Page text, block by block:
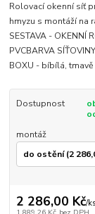
Rolovací okenní síť
hmyzu s montáží na
SESTAVA - OKENNÍ
PVCBARVA
BOXU - bíbílá, tmavě
Dostupnost
montáž
2 286,00 Kč/ks